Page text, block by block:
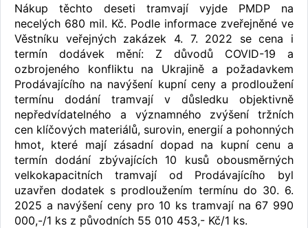
Nákup těchto deseti tramvají vyjde PMDP na
necelých 680 mil. Kč. Podle informace zveřejněné ve
Věstníku veřejných zakázek 4. 7. 2022 se cena i
termín dodávek mění: Z důvodů COVID-19 a
ozbrojeného konfliktu na Ukrajině a požadavkem
Prodávajícího na navýšení kupní ceny a prodloužení
termínu dodání tramvají v důsledku objektivně
nepředvídatelného a významného zvýšení tržních
cen klíčových materiálů, surovin, energií a pohonných
hmot, které mají zásadní dopad na kupní cenu a
termín dodání zbývajících 10 kusů obousměrných
velkokapacitních tramvají od Prodávajícího byl
uzavřen dodatek s prodloužením termínu do 30. 6.
2025 a navýšení ceny pro 10 ks tramvají na 67 990
000,-/1 ks z původních 55 010 453,- Kč/1 ks.